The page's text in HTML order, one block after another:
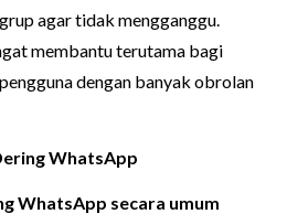
agar tidak mengganggu.
membantu terutama bagi
dengan banyak obrolan
WhatsApp
WhatsApp secara umum